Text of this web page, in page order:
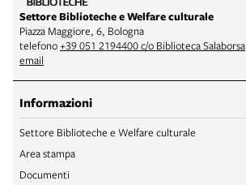
Settore Biblioteche e Welfare culturale
Piazza Maggiore, 6, Bologna
telefono+39 051 2194400 c/o Biblioteca Salaborsa
email
Informazioni
Settore Biblioteche e Welfare culturale
Area stampa
Documenti